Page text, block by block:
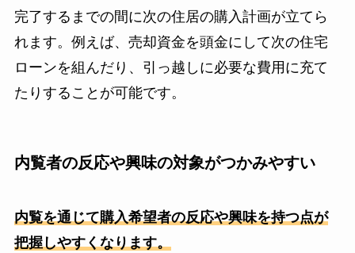
完了するまでの間に次の住居の購入計画が立てら
れます。例えば、売却資金を頭金にして次の住宅
ローンを組んだり、引っ越しに必要な費用に充て
たりすることが可能です。
内覧者の反応や興味の対象がつかみやすい
内覧を通じて購入希望者の反応や興味を持つ点が
把握しやすくなります。